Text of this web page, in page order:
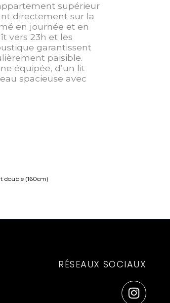
supérieur
directement sur la
en journée et en
vers 23h et les
garantissent
paisible.
équipée, d’un lit
spacieuse avec
double (160cm)
RÉSEAUX SOCIAUX